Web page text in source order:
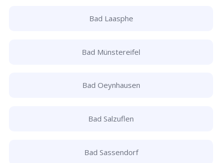
Bad Laasphe
Bad Münstereifel
Bad Oeynhausen
Bad Salzuflen
Bad Sassendorf